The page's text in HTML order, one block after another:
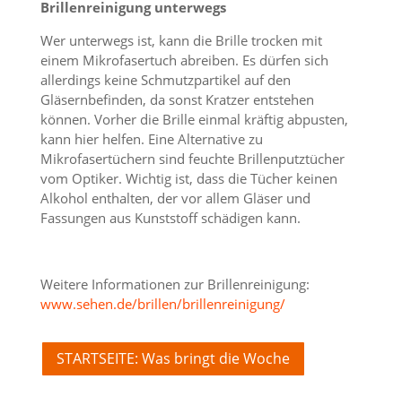
Brillenreinigung unterwegs
Wer unterwegs ist, kann die Brille trocken mit
einem Mikrofasertuch abreiben. Es dürfen sich
allerdings keine Schmutzpartikel auf den
Gläsernbefinden, da sonst Kratzer entstehen
können. Vorher die Brille einmal kräftig abpusten,
kann hier helfen. Eine Alternative zu
Mikrofasertüchern sind feuchte Brillenputztücher
vom Optiker. Wichtig ist, dass die Tücher keinen
Alkohol enthalten, der vor allem Gläser und
Fassungen aus Kunststoff schädigen kann.
Weitere Informationen zur Brillenreinigung:
www.sehen.de/brillen/brillenreinigung/
STARTSEITE: Was bringt die Woche